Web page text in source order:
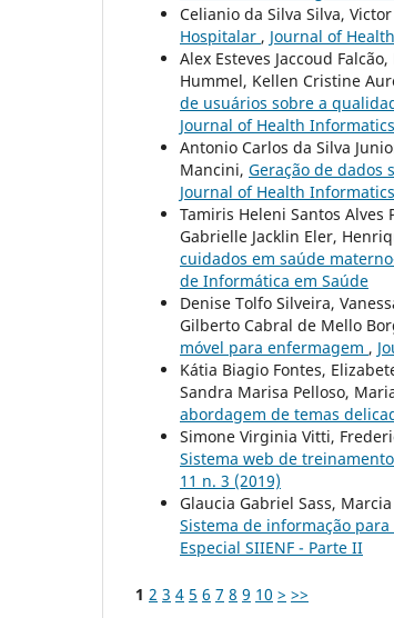
Celianio da Silva Silva,
Hospitalar , Journal of
Alex Esteves Jaccoud
Hummel, Kellen Cristine
de usuários sobre a
Journal of Health
Antonio Carlos da Silva
Mancini, Geração de dados
Journal of Health
Tamiris Heleni Santos
Gabrielle Jacklin Eler,
cuidados em saúde
de Informática em Saúde
Denise Tolfo Silveira,
Gilberto Cabral de Mello
móvel para enfermagem ,
Kátia Biagio Fontes,
Sandra Marisa Pelloso,
abordagem de temas
Simone Virginia Vitti,
Sistema web de
11 n. 3 (2019)
Glaucia Gabriel Sass,
Sistema de informação
Especial SIIENF - Parte II
1 2 3 4 5 6 7 8 9 10 > >>